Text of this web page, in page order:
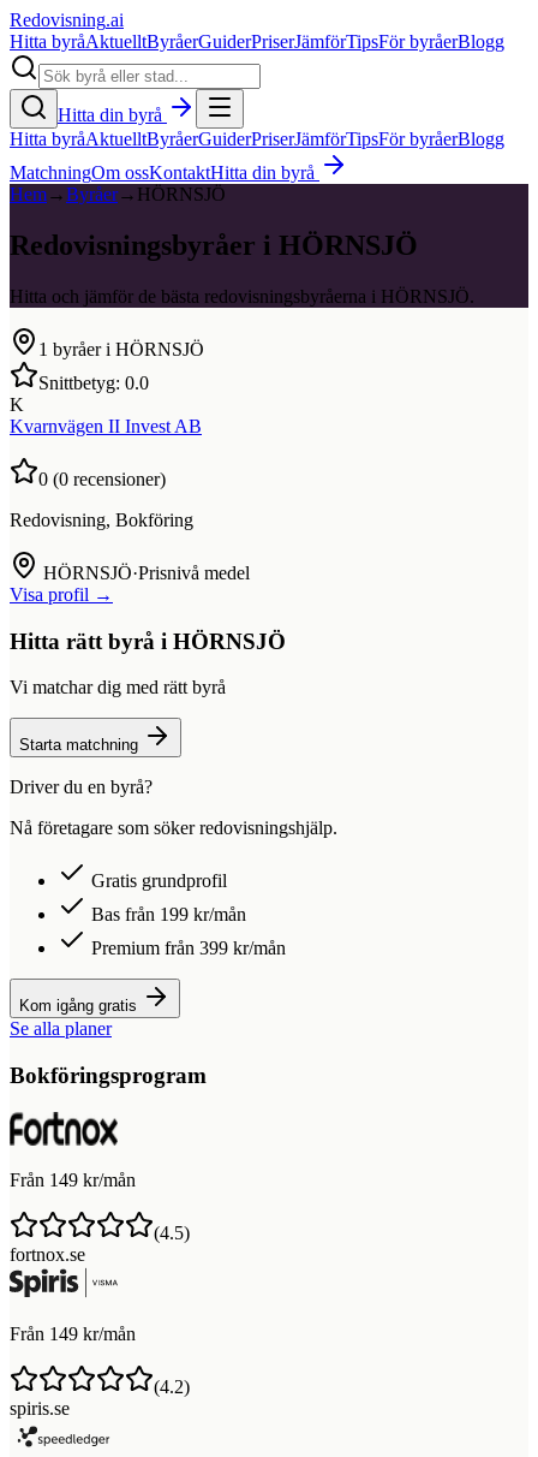
Redovisning.ai
Hitta byråAktuelltByråerGuiderPriserJämförTipsFör byråerBlogg
Hitta din byrå
Hitta byråAktuelltByråerGuiderPriserJämförTipsFör byråerBlogg
MatchningOm ossKontaktHitta din byrå
Hem→Byråer→ HÖRNSJÖ
Redovisningsbyråer i HÖRNSJÖ
Hitta och jämför de bästa redovisningsbyråerna i HÖRNSJÖ.
1 byråer i HÖRNSJÖ
Snittbetyg: 0.0
K
Kvarnvägen II Invest AB
0 (0 recensioner)
Redovisning, Bokföring
HÖRNSJÖ·Prisnivå medel
Visa profil →
Hitta rätt byrå i HÖRNSJÖ
Vi matchar dig med rätt byrå
Starta matchning
Driver du en byrå?
Nå företagare som söker redovisningshjälp.
Gratis grundprofil
Bas från 199 kr/mån
Premium från 399 kr/mån
Kom igång gratis
Se alla planer
Bokföringsprogram
Från 149 kr/mån
(4.5)
fortnox.se
Från 149 kr/mån
(4.2)
spiris.se